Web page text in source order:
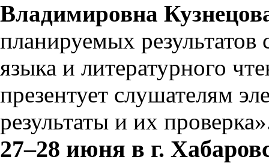
Владимировна
планируемых
языка и литературного
презентует слушателям
результаты и их
27–28 июня в г.